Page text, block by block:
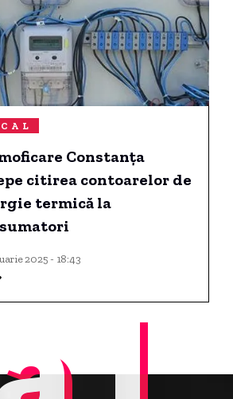
Constanța
citirea contoarelor de
termică la
2025 - 18:43